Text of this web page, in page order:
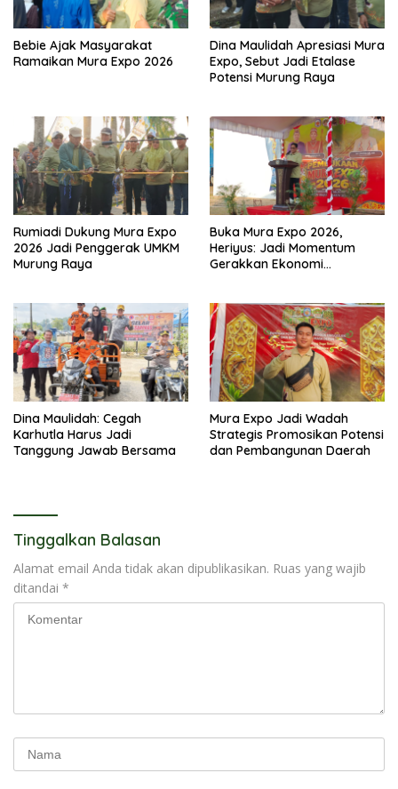
Bebie Ajak Masyarakat
Ramaikan Mura Expo 2026
Dina Maulidah Apresiasi Mura
Expo, Sebut Jadi Etalase
Potensi Murung Raya
Rumiadi Dukung Mura Expo
2026 Jadi Penggerak UMKM
Murung Raya
Buka Mura Expo 2026,
Heriyus: Jadi Momentum
Gerakkan Ekonomi
Dina Maulidah: Cegah
Karhutla Harus Jadi
Tanggung Jawab Bersama
Mura Expo Jadi Wadah
Strategis Promosikan Potensi
dan Pembangunan Daerah
Tinggalkan Balasan
Alamat email Anda tidak akan dipublikasikan. Ruas yang wajib
ditandai *